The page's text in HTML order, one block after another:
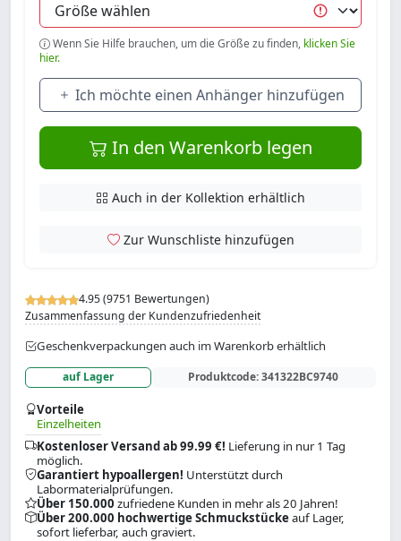
4.95 (9751 Bewertungen)
Zusammenfassung der Kundenzufriedenheit
Geschenkverpackungen auch im Warenkorb erhältlich
auf Lager Produktcode:341322BC9740
Vorteile
Einzelheiten
Kostenloser Versand ab 99.99 €! Lieferung in nur 1 Tag
möglich.
Garantiert hypoallergen! Unterstützt durch
Labormaterialprüfungen.
Über 150.000 zufriedene Kunden in mehr als 20 Jahren!
Über 200.000 hochwertige Schmuckstückeauf Lager,
sofort lieferbar, auch graviert.
Wenn Sie Hilfe brauchen, um die Größe zu finden, klicken Sie
hier.
Ich möchte einen Anhänger hinzufügen
In den Warenkorb legen
Auch in der Kollektion erhältlich
Zur Wunschliste hinzufügen